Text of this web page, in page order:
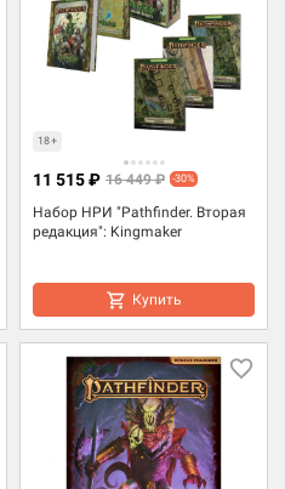
18+
Набор НРИ "Pathfinder. Вторая
редакция": Kingmaker
11 515 ₽ 16 449 ₽ -30%
Купить